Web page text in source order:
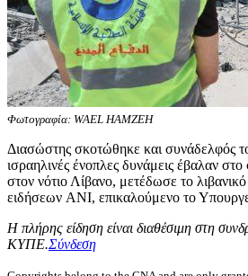
Φωτογραφία: WAEL HAMZEH
Διασώστης σκοτώθηκε και συνάδελφός
ισραηλινές ένοπλες δυνάμεις έβαλαν
στον νότιο Λίβανο, μετέδωσε το
ειδήσεων ANI, επικαλούμενο το
Η πλήρης είδηση είναι διαθέσιμη στη
ΚΥΠΕ.Σύνδεση